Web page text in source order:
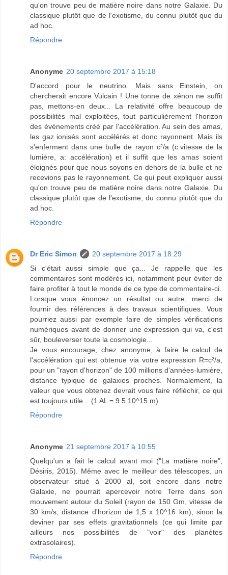
qu'on trouve peu de matière noire dans notre Galaxie. Du
classique plutôt que de l'exotisme, du connu plutôt que du
ad hoc.
Répondre
Anonyme 20 septembre 2017 à 15:18
D'accord pour le neutrino. Mais sans Einstein, on
chercherait encore Vulcain ! Une tonne de xénon ne suffit
pas, mettons-en deux... La relativité offre beaucoup de
possibilités mal exploitées, tout particulièrement l'horizon
des événements créé par l'accélération. Au sein des amas,
les gaz ionisés sont accélérés et donc rayonnent. Mais ils
s'enferment dans une bulle de rayon c²/a (c:vitesse de la
lumière, a: accélération) et il suffit que les amas soient
éloignés pour que nous soyons en dehors de la bulle et ne
recevions pas le rayonnement. Ce qui peut expliquer aussi
qu'on trouve peu de matière noire dans notre Galaxie. Du
classique plutôt que de l'exotisme, du connu plutôt que du
ad hoc.
Répondre
Dr Eric Simon
20 septembre 2017 à 18:29
Si c'était aussi simple que ça... Je rappelle que les
commentaires sont modérés ici, notamment pour éviter de
faire profiter à tout le monde de ce type de commentaire-ci.
Lorsque vous énoncez un résultat ou autre, merci de
fournir des références à des travaux scientifiques. Vous
pourriez aussi par exemple faire de simples vérifications
numériques avant de donner une expression qui va, c'est
sûr, bouleverser toute la cosmologie...
Je vous encourage, chez anonyme, à faire le calcul de
l'accélération qui est obtenue via votre expression R=c²/a,
pour un "rayon d'horizon" de 100 millions d'années-lumière,
distance typique de galaxies proches. Normalement, la
valeur que vous obtenez devrait vous faire réfléchir, ce qui
est toujours utile... (1 AL = 9.5 10^15 m)
Répondre
Anonyme 21 septembre 2017 à 10:55
Quelqu'un a fait le calcul avant moi ("La matière noire",
Désiris, 2015). Même avec le meilleur des télescopes, un
observateur situé à 2000 al, soit encore dans notre
Galaxie, ne pourrait apercevoir notre Terre dans son
mouvement autour du Soleil (rayon de 150 Gm, vitesse de
30 km/s, distance d'horizon de 1,5 x 10^16 km), sinon la
deviner par ses effets gravitationnels (ce qui limite par
ailleurs nos possibilités de "voir" des planètes
extrasolaires).
Répondre